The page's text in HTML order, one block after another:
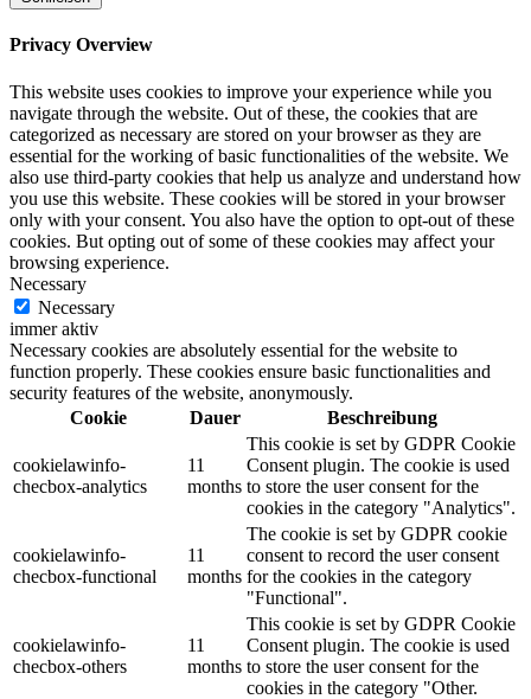
Privacy Overview
This website uses cookies to improve your experience while you
navigate through the website. Out of these, the cookies that are
categorized as necessary are stored on your browser as they are
essential for the working of basic functionalities of the website. We
also use third-party cookies that help us analyze and understand how
you use this website. These cookies will be stored in your browser
only with your consent. You also have the option to opt-out of these
cookies. But opting out of some of these cookies may affect your
browsing experience.
Necessary
Necessary
immer aktiv
Necessary cookies are absolutely essential for the website to
function properly. These cookies ensure basic functionalities and
security features of the website, anonymously.
Cookie
Dauer Beschreibung
cookielawinfo-
checbox-analytics
11
months
This cookie is set by GDPR Cookie
Consent plugin. The cookie is used
to store the user consent for the
cookies in the category "Analytics".
cookielawinfo-
checbox-functional
11
months
The cookie is set by GDPR cookie
consent to record the user consent
for the cookies in the category
"Functional".
cookielawinfo-
checbox-others
11
months
This cookie is set by GDPR Cookie
Consent plugin. The cookie is used
to store the user consent for the
cookies in the category "Other.